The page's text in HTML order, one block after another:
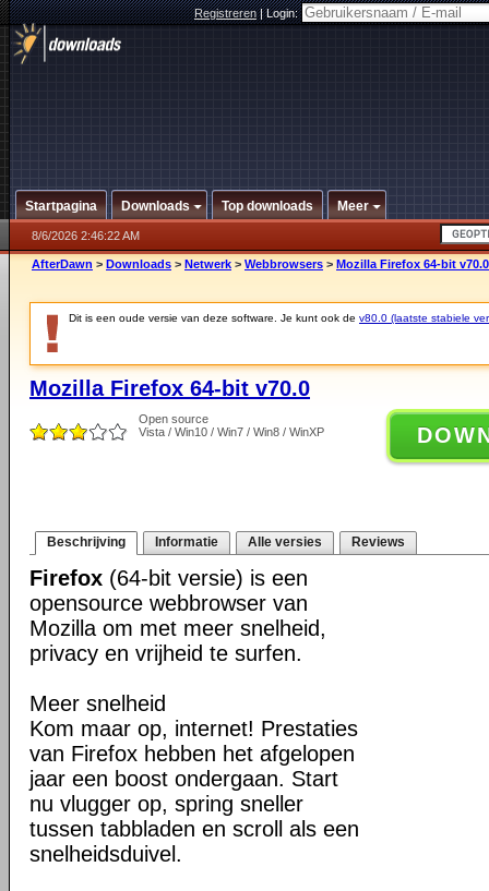
Registreren|Login:
Startpagina Downloads Top downloads Meer
8/6/2026 2:46:22 AM
AfterDawn > Downloads > Netwerk > Webbrowsers > Mozilla Firefox 64-bit v70.0
Dit is een oude versie van deze software. Je kunt ook de v80.0 (laatste stabiele
Mozilla Firefox 64-bit v70.0
Open source
Vista / Win10 / Win7 / Win8 / WinXP
Beschrijving Informatie Alle versies Reviews
Firefox (64-bit versie) is een
opensource webbrowser van
Mozilla om met meer snelheid,
privacy en vrijheid te surfen.
Meer snelheid
Kom maar op, internet! Prestaties
van Firefox hebben het afgelopen
jaar een boost ondergaan. Start
nu vlugger op, spring sneller
tussen tabbladen en scroll als een
snelheidsduivel.